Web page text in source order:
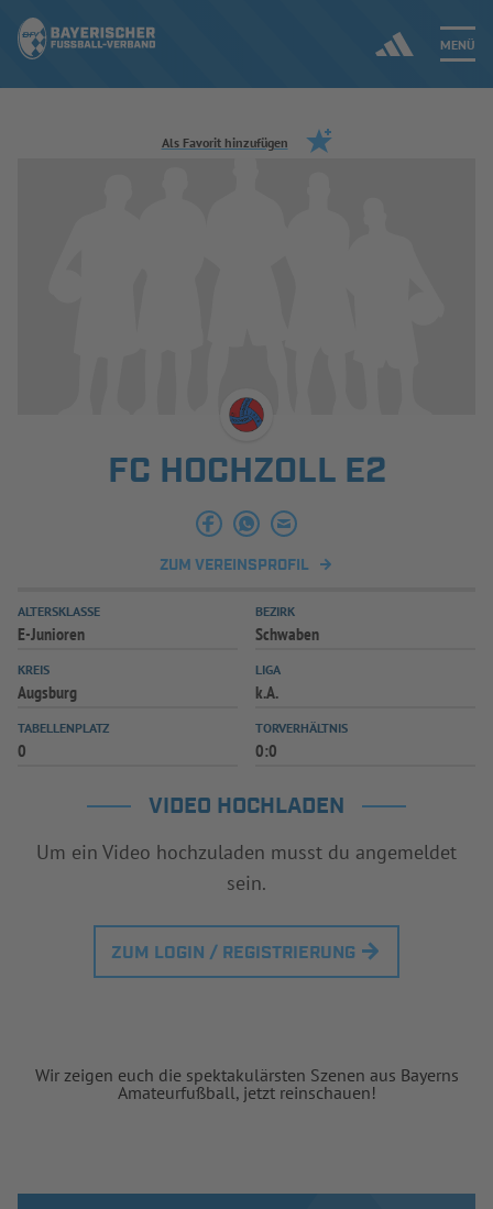
MENÜ
Jetzt einloggen
INFOTHEK SPIELPLUS
Als Favorit hinzufügen
FC HOCHZOLL E2
ZUM VEREINSPROFIL
ALTERSKLASSE
E-Junioren
BEZIRK
Schwaben
KREIS
Augsburg
LIGA
k.A.
TABELLENPLATZ
0
TORVERHÄLTNIS
0:0
VIDEO HOCHLADEN
Um ein Video hochzuladen musst du angemeldet
sein.
ZUM LOGIN / REGISTRIERUNG
Wir zeigen euch die spektakulärsten Szenen aus Bayerns
Amateurfußball, jetzt reinschauen!